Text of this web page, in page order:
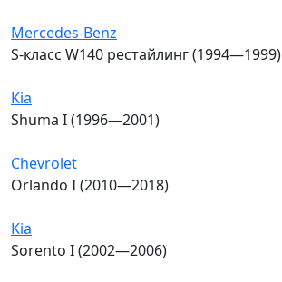
Mercedes-Benz
S-класс W140 рестайлинг (1994—1999)
Kia
Shuma I (1996—2001)
Chevrolet
Orlando I (2010—2018)
Kia
Sorento I (2002—2006)